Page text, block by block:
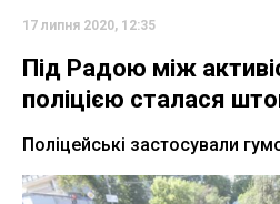
17 липня 2020, 12:35
Під Радою між
поліцією сталася
Поліцейські застосували